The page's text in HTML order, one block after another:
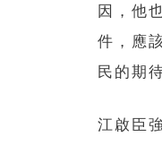
因，他
件，應
民的期
江啟臣